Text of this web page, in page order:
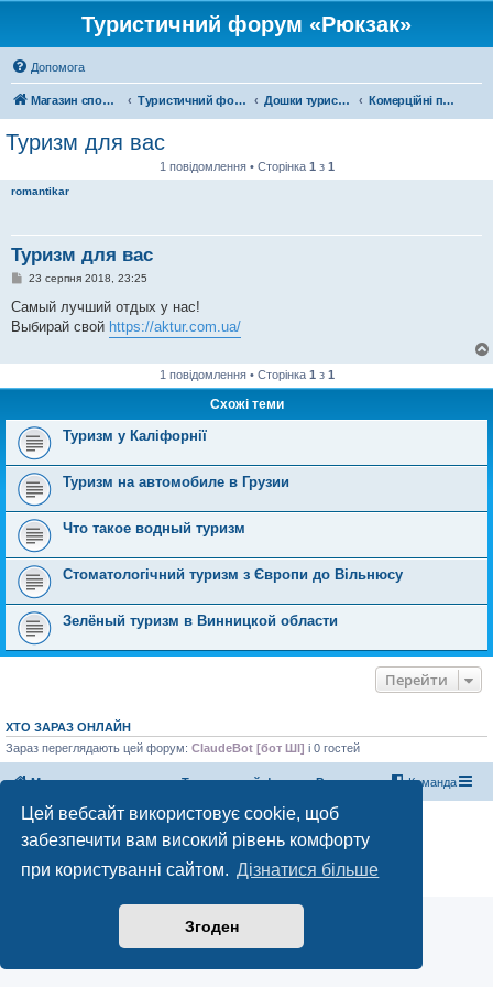
Цей вебсайт використовує cookie, щоб
забезпечити вам високий рівень комфорту
при користуванні сайтом. Дізнатися більше
Згоден
Туристичний форум «Рюкзак»
Допомога
Магазин спорядження Туристичний форум «Рюкзак» Дошки туристичних оголошень Комерційні подорожі
Туризм для вас
1 повідомлення • Сторінка 1 з 1
romantikar
Туризм для вас
П
в
д
я
23 серпня 2018, 23:25
Самый лучший отдых у нас!
Выбирай свой https://aktur.com.ua/
1 повідомлення • Сторінка 1 з 1
Схожі теми
Туризм у Каліфорнії
Туризм на автомобиле в Грузии
Что такое водный туризм
Стоматологічний туризм з Європи до Вільнюсу
Зелёный туризм в Винницкой области
Перейти
ХТО ЗАРАЗ ОНЛАЙН
Зараз переглядають цей форум: ClaudeBot [бот ШІ] і 0 гостей
Магазин спорядження Туристичний форум «Рюкзак» Команда
Працює на phpBB® Forum Software © phpBB Limited
Конфіденційність|Умови